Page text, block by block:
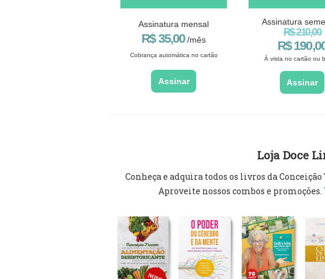
Assinatura mensal
R$ 35,00/mês
Cobrança automática no cartão
Assinar
Assinatura
R$ 210,00
R$
À vista no cartão ou
Assinar
Loja Doce
Conheça e adquira todos os livros da
Aproveite nossos combos e promoções.